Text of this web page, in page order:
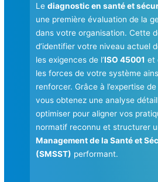
Lediagnostic en santé et
une première évaluation de la
dans votre organisation. Cette
d’identifier votre niveau actuel
les exigences de l’ISO 45001 et
les forces de votre système
renforcer. Grâce à l’expertise
vous obtenez une analyse
optimiser pour aligner vos
normatif reconnu et structurer
Management de la Santé et
(SMSST) performant.